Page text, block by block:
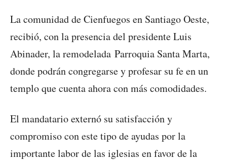
La comunidad de Cienfuegos en Santiago Oeste,
recibió, con la presencia del presidente Luis
Abinader, la remodelada Parroquia Santa Marta,
donde podrán congregarse y profesar su fe en un
templo que cuenta ahora con más comodidades.
El mandatario externó su satisfacción y
compromiso con este tipo de ayudas por la
importante labor de las iglesias en favor de la